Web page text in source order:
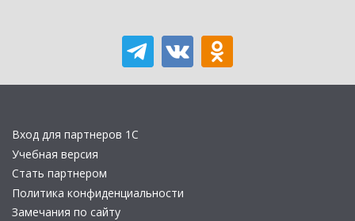
Вход для партнеров 1С
Учебная версия
Стать партнером
Политика конфиденциальности
Замечания по сайту